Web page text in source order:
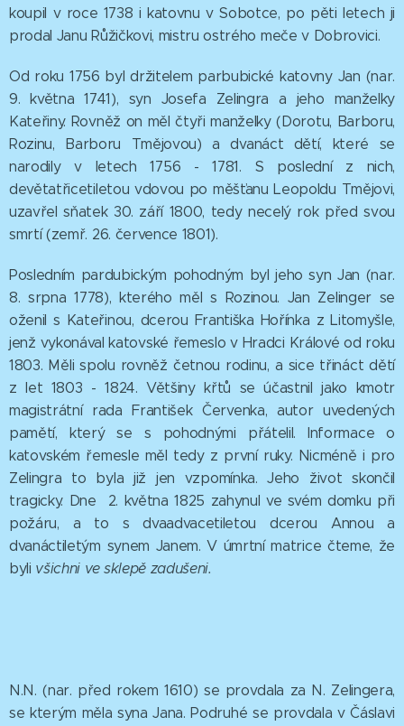
koupil v roce 1738 i katovnu v Sobotce, po pěti letech ji
prodal Janu Růžičkovi, mistru ostrého meče v Dobrovici.
Od roku 1756 byl držitelem parbubické katovny Jan (nar.
9. května 1741), syn Josefa Zelingra a jeho manželky
Kateřiny. Rovněž on měl čtyři manželky (Dorotu, Barboru,
Rozinu, Barboru Tmějovou) a dvanáct dětí, které se
narodily v letech 1756 - 1781. S poslední z nich,
devětatřicetiletou vdovou po měšťanu Leopoldu Tmějovi,
uzavřel sňatek 30. září 1800, tedy necelý rok před svou
smrtí (zemř. 26. července 1801).
Posledním pardubickým pohodným byl jeho syn Jan (nar.
8. srpna 1778), kterého měl s Rozinou. Jan Zelinger se
oženil s Kateřinou, dcerou Františka Hořínka z Litomyšle,
jenž vykonával katovské řemeslo v Hradci Králové od roku
1803. Měli spolu rovněž četnou rodinu, a sice třináct dětí
z let 1803 - 1824. Většiny křtů se účastnil jako kmotr
magistrátní rada František Červenka, autor uvedených
pamětí, který se s pohodnými přátelil. Informace o
katovském řemesle měl tedy z první ruky. Nicméně i pro
Zelingra to byla již jen vzpomínka. Jeho život skončil
tragicky. Dne 2. května 1825 zahynul ve svém domku při
požáru, a to s dvaadvacetiletou dcerou Annou a
dvanáctiletým synem Janem. V úmrtní matrice čteme, že
byli všichni ve sklepě zadušeni.
N.N. (nar. před rokem 1610) se provdala za N. Zelingera,
se kterým měla syna Jana. Podruhé se provdala v Čáslavi